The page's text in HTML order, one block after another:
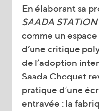
En élaborant sa
SAADA STATION
comme un
d’une critique
de l’adoption
Saada Choquet
pratique d’une
entravée : la